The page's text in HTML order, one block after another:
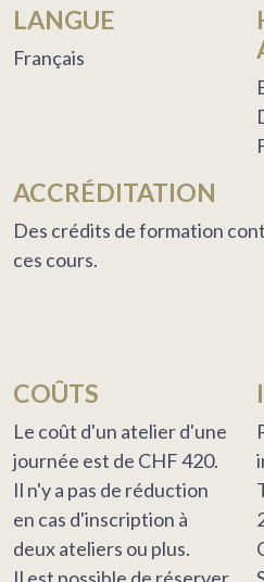
LANGUE
Français
ACCRÉDITATION
Des crédits de formation
ces cours.
COÛTS
Le coût d'un atelier d'une
journée est de CHF 420.
Il n'y a pas de réduction
en cas d'inscription à
deux ateliers ou plus.